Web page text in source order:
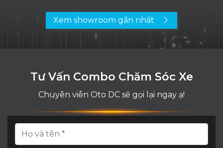
Xem showroom gần nhất
Tư Vấn Combo Chăm Sóc Xe
Chuyên viên Oto DC sẽ gọi lại ngay ạ!